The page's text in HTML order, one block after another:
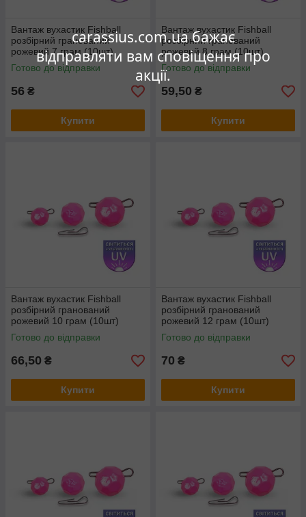
carassius.com.ua бажає
відправляти вам сповіщення про
акції.
Вантаж вухастик Fishball
розбірний гранований
рожевий 7 грам (10шт)
Готово до відправки
56 ₴
Купити
Вантаж вухастик Fishball
розбірний гранований
рожевий 8 грам (10шт)
Готово до відправки
59,50 ₴
Купити
Вантаж вухастик Fishball
розбірний гранований
рожевий 10 грам (10шт)
Готово до відправки
66,50 ₴
Купити
Вантаж вухастик Fishball
розбірний гранований
рожевий 12 грам (10шт)
Готово до відправки
70 ₴
Купити